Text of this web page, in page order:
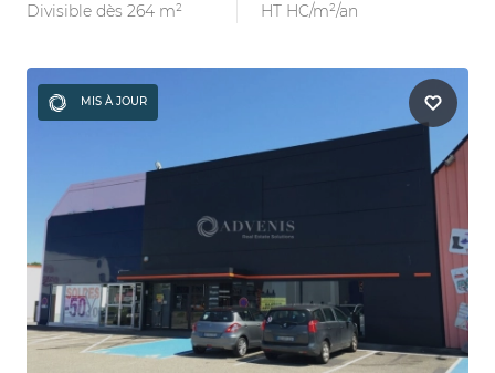
Divisible dès 264 m² HT HC/m²/an
MIS À JOUR